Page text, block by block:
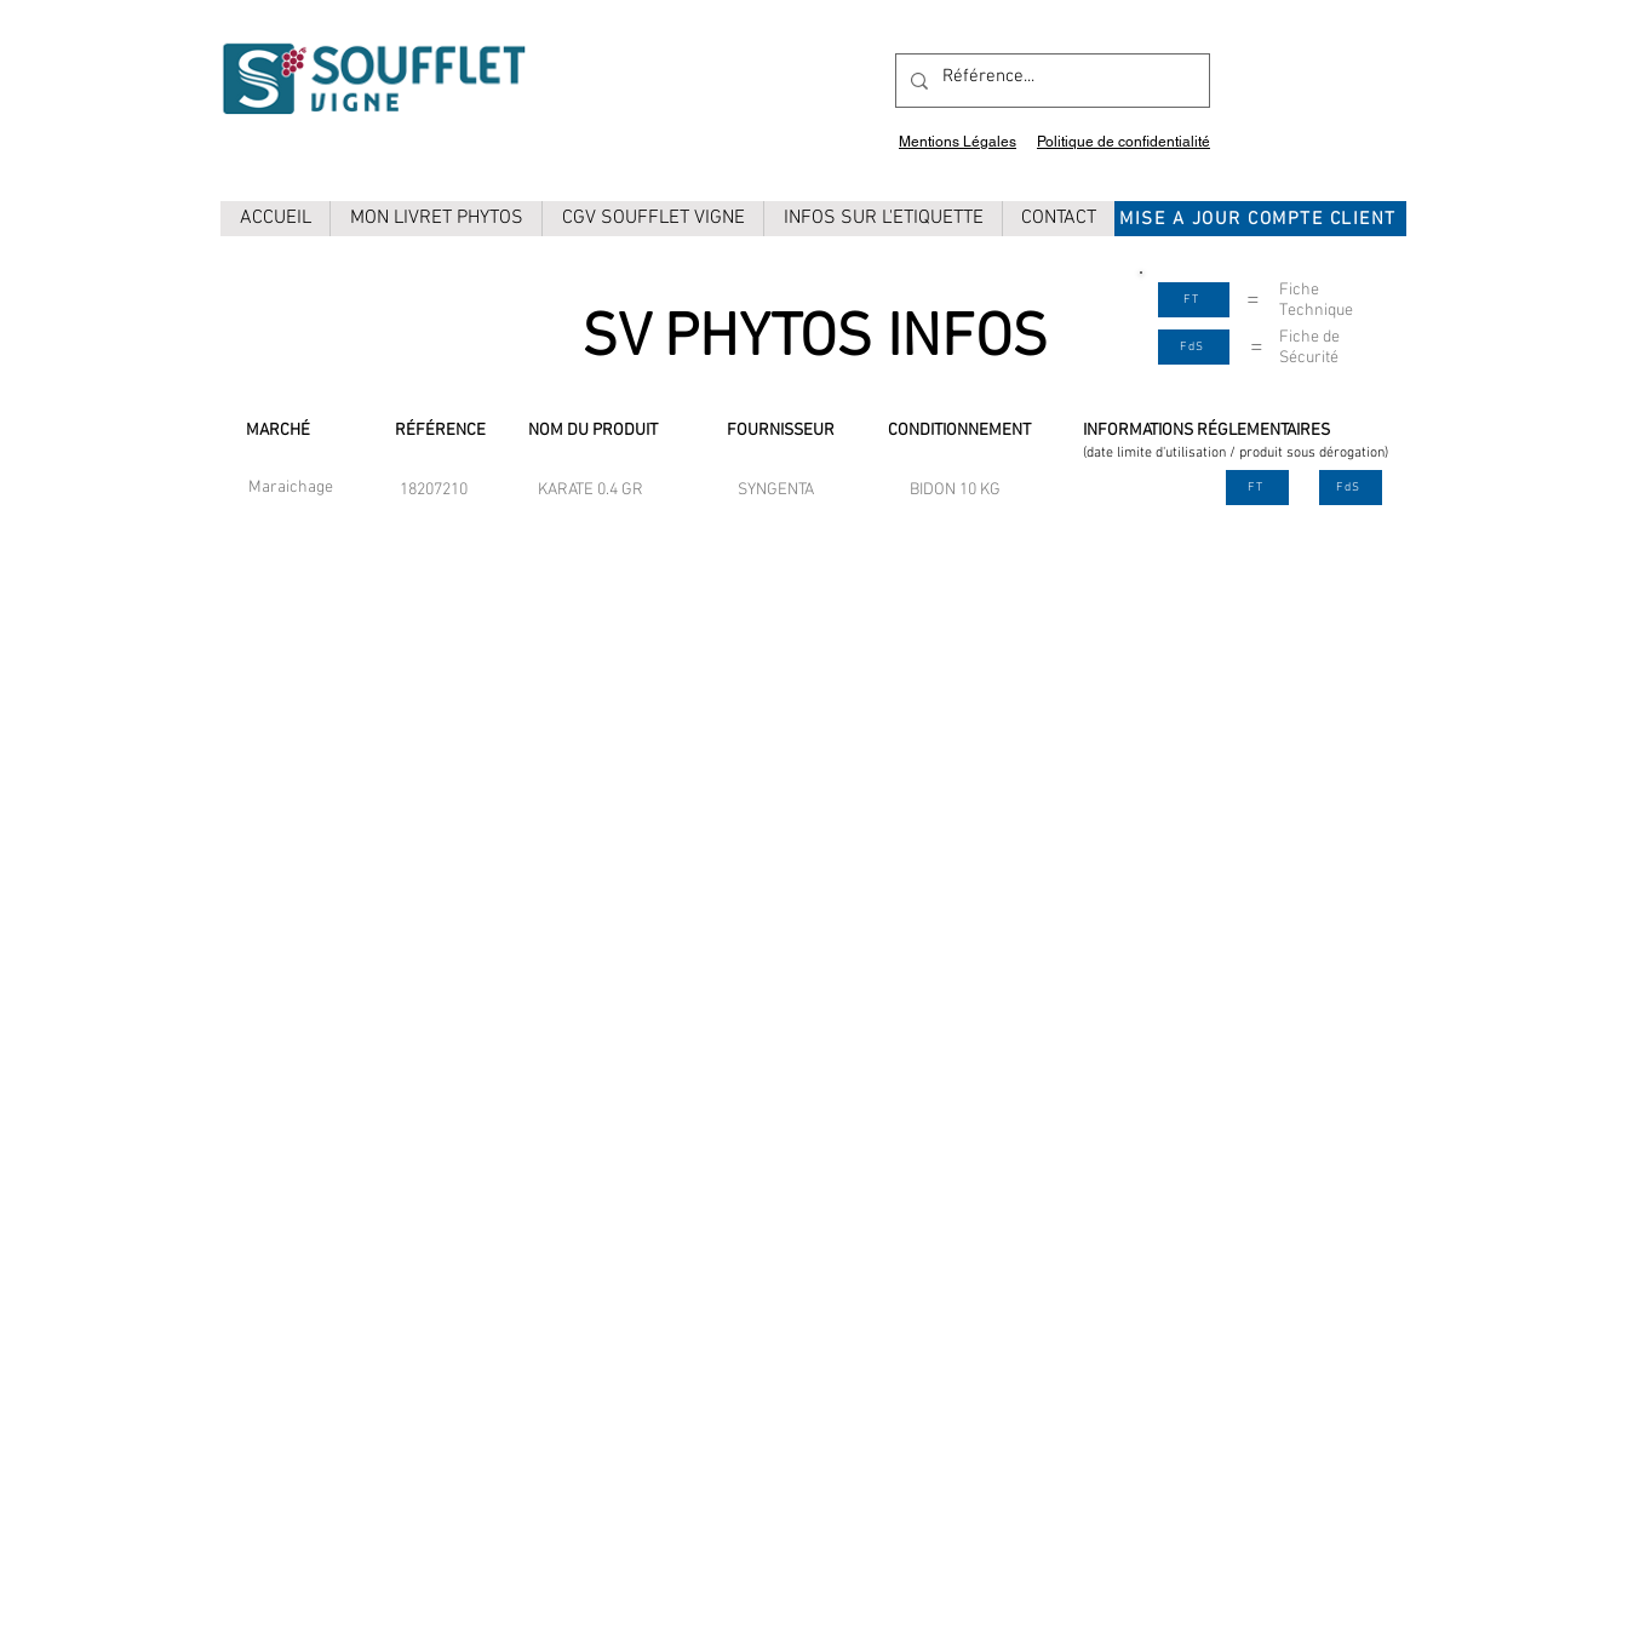
Mentions Légales Politique de confidentialité
ACCUEIL MON LIVRET PHYTOS CGV SOUFFLET VIGNE INFOS SUR L'ETIQUETTE CONTACT MISE A JOUR COMPTE CLIENT
SV PHYTOS INFOS
FT =
Fiche
Technique
FdS =
Fiche de
Sécurité
MARCHÉ RÉFÉRENCE NOM DU PRODUIT FOURNISSEUR CONDITIONNEMENT INFORMATIONS RÉGLEMENTAIRES
(date limite d'utilisation / produit sous dérogation)
Maraichage 18207210 KARATE 0.4 GR SYNGENTA BIDON 10 KG FT FdS